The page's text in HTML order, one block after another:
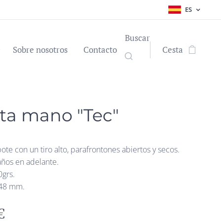
ES
Sobre nosotros Contacto
Buscar
Cesta
mano "Tec"
con un tiro alto, parafrontones abiertos y secos.
en adelante.
mm.